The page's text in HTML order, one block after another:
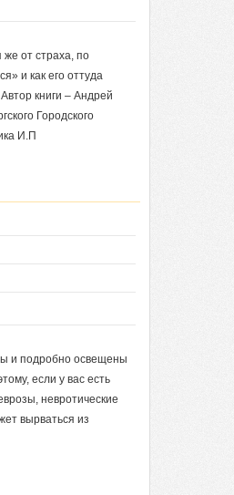
же от страха, по
и как его оттуда
книги – Андрей
Городского
И.П
и подробно освещены
если у вас есть
невротические
вырваться из